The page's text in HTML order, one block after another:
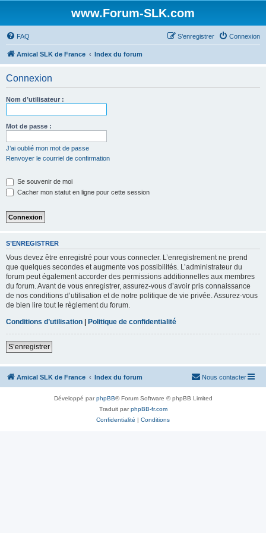
www.Forum-SLK.com
FAQ Connexion
S’enregistrer
Amical SLK de France Index du forum
Connexion
Nom d’utilisateur :
Mot de passe :
J’ai oublié mon mot de passe
Renvoyer le courriel de confirmation
Se souvenir de moi
Cacher mon statut en ligne pour cette session
S’ENREGISTRER
Vous devez être enregistré pour vous connecter. L’enregistrement ne prend
que quelques secondes et augmente vos possibilités. L’administrateur du
forum peut également accorder des permissions additionnelles aux membres
du forum. Avant de vous enregistrer, assurez-vous d’avoir pris connaissance
de nos conditions d’utilisation et de notre politique de vie privée. Assurez-vous
de bien lire tout le règlement du forum.
Conditions d’utilisation | Politique de confidentialité
S’enregistrer
Amical SLK de France Index du forum Nous contacter
Développé parphpBB® Forum Software © phpBB Limited
Traduit parphpBB-fr.com
Confidentialité | Conditions